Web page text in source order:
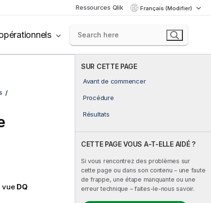
Ressources Qlik Français (Modifier)
SUR CETTE PAGE
Avant de commencer
Procédure
Résultats
CETTE PAGE VOUS A-T-ELLE AIDÉ ?
Si vous rencontrez des problèmes sur
cette page ou dans son contenu – une faute
de frappe, une étape manquante ou une
erreur technique – faites-le-nous savoir.
vue DQ